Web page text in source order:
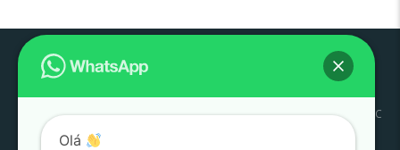
Estoque SJC Litoral
Conosco
SAC
Olá